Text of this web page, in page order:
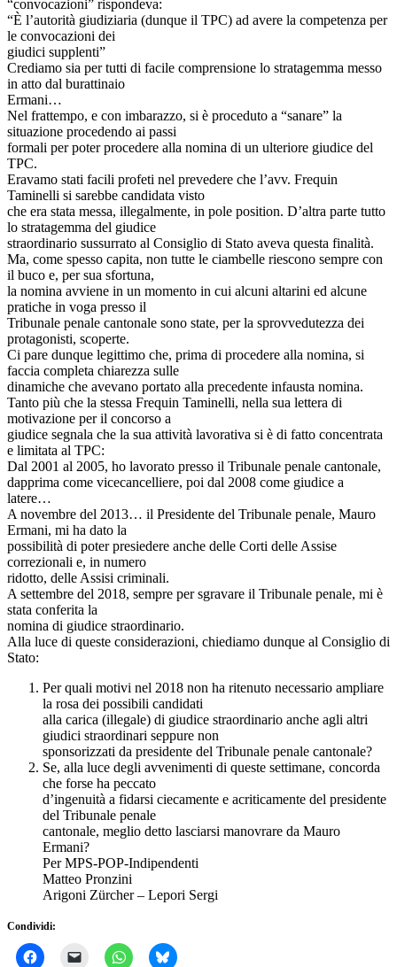
“convocazioni” rispondeva:
“È l’autorità giudiziaria (dunque il TPC) ad avere la competenza per
le convocazioni dei
giudici supplenti”
Crediamo sia per tutti di facile comprensione lo stratagemma messo
in atto dal burattinaio
Ermani…
Nel frattempo, e con imbarazzo, si è proceduto a “sanare” la
situazione procedendo ai passi
formali per poter procedere alla nomina di un ulteriore giudice del
TPC.
Eravamo stati facili profeti nel prevedere che l’avv. Frequin
Taminelli si sarebbe candidata visto
che era stata messa, illegalmente, in pole position. D’altra parte tutto
lo stratagemma del giudice
straordinario sussurrato al Consiglio di Stato aveva questa finalità.
Ma, come spesso capita, non tutte le ciambelle riescono sempre con
il buco e, per sua sfortuna,
la nomina avviene in un momento in cui alcuni altarini ed alcune
pratiche in voga presso il
Tribunale penale cantonale sono state, per la sprovvedutezza dei
protagonisti, scoperte.
Ci pare dunque legittimo che, prima di procedere alla nomina, si
faccia completa chiarezza sulle
dinamiche che avevano portato alla precedente infausta nomina.
Tanto più che la stessa Frequin Taminelli, nella sua lettera di
motivazione per il concorso a
giudice segnala che la sua attività lavorativa si è di fatto concentrata
e limitata al TPC:
Dal 2001 al 2005, ho lavorato presso il Tribunale penale cantonale,
dapprima come vicecancelliere, poi dal 2008 come giudice a
latere…
A novembre del 2013… il Presidente del Tribunale penale, Mauro
Ermani, mi ha dato la
possibilità di poter presiedere anche delle Corti delle Assise
correzionali e, in numero
ridotto, delle Assisi criminali.
A settembre del 2018, sempre per sgravare il Tribunale penale, mi è
stata conferita la
nomina di giudice straordinario.
Alla luce di queste considerazioni, chiediamo dunque al Consiglio di
Stato:
Per quali motivi nel 2018 non ha ritenuto necessario ampliare
la rosa dei possibili candidati
alla carica (illegale) di giudice straordinario anche agli altri
giudici straordinari seppure non
sponsorizzati da presidente del Tribunale penale cantonale?
Se, alla luce degli avvenimenti di queste settimane, concorda
che forse ha peccato
d’ingenuità a fidarsi ciecamente e acriticamente del presidente
del Tribunale penale
cantonale, meglio detto lasciarsi manovrare da Mauro
Ermani?
Per MPS-POP-Indipendenti
Matteo Pronzini
Arigoni Zürcher – Lepori Sergi
Condividi: